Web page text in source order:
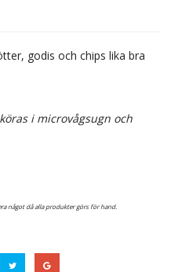
godis och chips lika bra
i microvågsugn och
något då alla produkter görs för hand.